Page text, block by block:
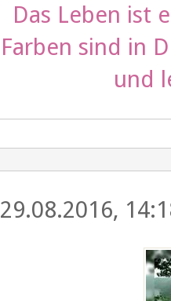
Das Leben ist
Farben sind in
und
29.08.2016,